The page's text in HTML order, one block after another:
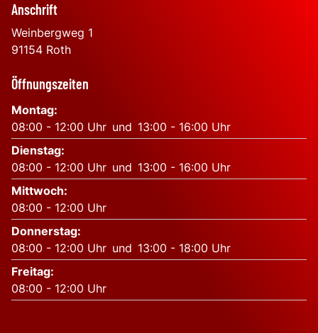
Anschrift
Weinbergweg 1
91154 Roth
Öffnungszeiten
Montag:
08:00 - 12:00 Uhr und 13:00 - 16:00 Uhr
Dienstag:
08:00 - 12:00 Uhr und 13:00 - 16:00 Uhr
Mittwoch:
08:00 - 12:00 Uhr
Donnerstag:
08:00 - 12:00 Uhr und 13:00 - 18:00 Uhr
Freitag:
08:00 - 12:00 Uhr